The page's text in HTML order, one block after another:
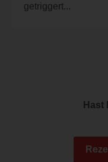
getriggert...
Hast